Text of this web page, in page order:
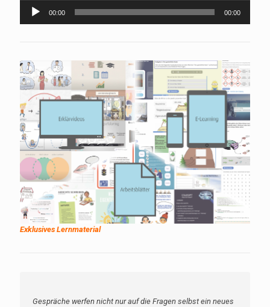
Audio-
Player
00:00 00:00
Exklusives Lernmaterial
Gespräche werfen nicht nur auf die Fragen selbst ein neues